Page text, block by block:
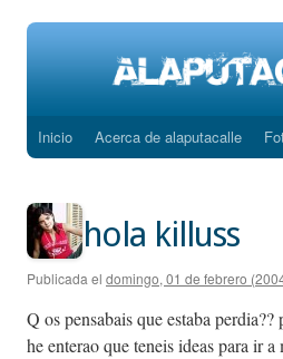
Saltar
contenido
Inicio Acerca de alaputacalle
hola killuss
Publicada el domingo, 01 de febrero
Q os pensabais que estaba
he enterao que teneis ideas para ir